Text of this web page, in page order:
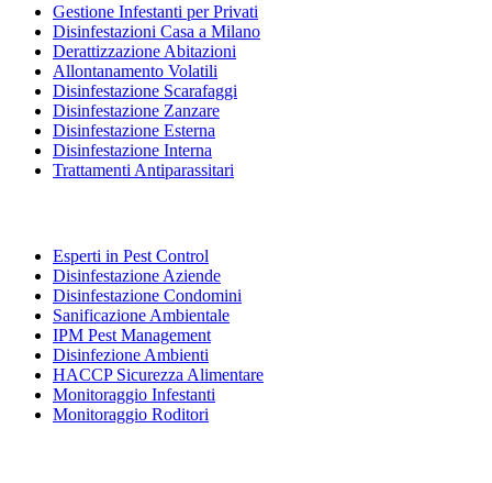
Gestione Infestanti per Privati
Disinfestazioni Casa a Milano
Derattizzazione Abitazioni
Allontanamento Volatili
Disinfestazione Scarafaggi
Disinfestazione Zanzare
Disinfestazione Esterna
Disinfestazione Interna
Trattamenti Antiparassitari
Esperti in Pest Control
Disinfestazione Aziende
Disinfestazione Condomini
Sanificazione Ambientale
IPM Pest Management
Disinfezione Ambienti
HACCP Sicurezza Alimentare
Monitoraggio Infestanti
Monitoraggio Roditori